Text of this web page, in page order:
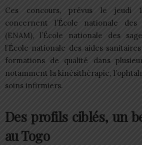
Ces concours, prévus le jeudi
concernent l’École nationale des
(ENAM), l’École nationale des
l’École nationale des aides
formations de qualité dans
notamment la kinésithérapie,
soins infirmiers.
Des profils ciblés, un
au Togo